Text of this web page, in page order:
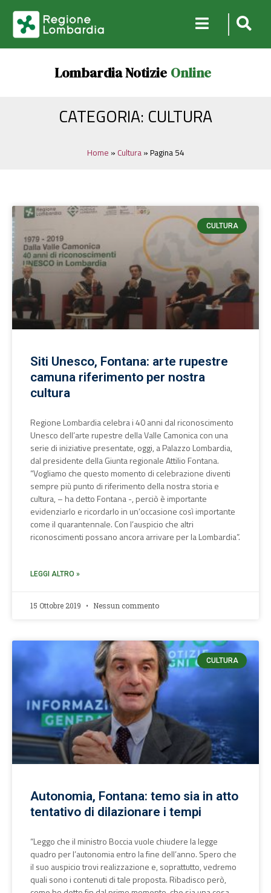
Lombardia Notizie Online
CATEGORIA: CULTURA
Home » Cultura» Pagina 54
CULTURA
Siti Unesco, Fontana: arte rupestre
camuna riferimento per nostra
cultura
Regione Lombardia celebra i 40 anni dal riconoscimento
Unesco dell’arte rupestre della Valle Camonica con una
serie di iniziative presentate, oggi, a Palazzo Lombardia,
dal presidente della Giunta regionale Attilio Fontana.
“Vogliamo che questo momento di celebrazione diventi
sempre più punto di riferimento della nostra storia e
cultura, – ha detto Fontana -, perciò è importante
evidenziarlo e ricordarlo in un’occasione così importante
come il quarantennale. Con l’auspicio che altri
riconoscimenti possano ancora arrivare per la Lombardia”.
LEGGI ALTRO »
15 Ottobre 2019 Nessun commento
CULTURA
Autonomia, Fontana: temo sia in atto
tentativo di dilazionare i tempi
“Leggo che il ministro Boccia vuole chiudere la legge
quadro per l’autonomia entro la fine dell’anno. Spero che
il suo auspicio trovi realizzazione e, soprattutto, vedremo
quali sono i contenuti di tale proposta. Ribadisco però,